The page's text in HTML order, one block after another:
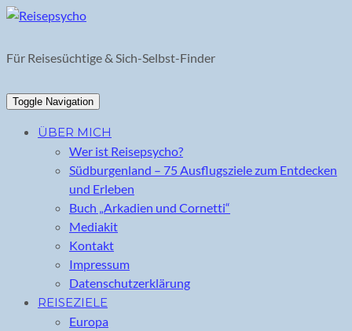
Skip
content
Für Reisesüchtige & Sich-Selbst-Finder
Toggle Navigation
ÜBER MICH
Wer ist Reisepsycho?
Südburgenland – 75 Ausflugsziele zum Entdecken
und Erleben
Buch „Arkadien und Cornetti“
Mediakit
Kontakt
Impressum
Datenschutzerklärung
REISEZIELE
Europa